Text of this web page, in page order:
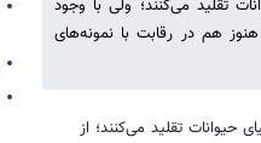
تقلید می‌کنند؛ ولی با وجود
هم در رقابت با نمونه‌های
تقلید می‌کنند؛ از